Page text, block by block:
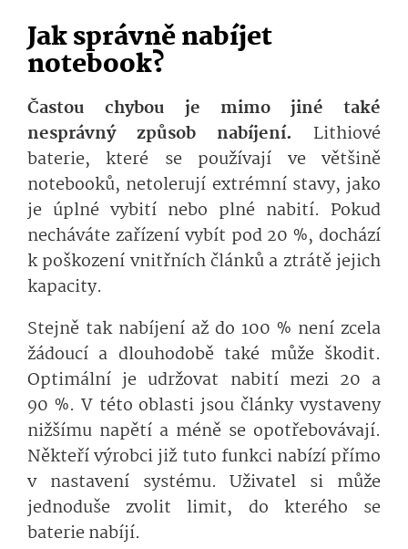
Jak správně nabíjet
notebook?
Častou chybou je mimo jiné také
nesprávný způsob nabíjení. Lithiové
baterie, které se používají ve většině
notebooků, netolerují extrémní stavy, jako
je úplné vybití nebo plné nabití. Pokud
necháváte zařízení vybít pod 20 %, dochází
k poškození vnitřních článků a ztrátě jejich
kapacity.
Stejně tak nabíjení až do 100 % není zcela
žádoucí a dlouhodobě také může škodit.
Optimální je udržovat nabití mezi 20 a
90 %. V této oblasti jsou články vystaveny
nižšímu napětí a méně se opotřebovávají.
Někteří výrobci již tuto funkci nabízí přímo
v nastavení systému. Uživatel si může
jednoduše zvolit limit, do kterého se
baterie nabíjí.